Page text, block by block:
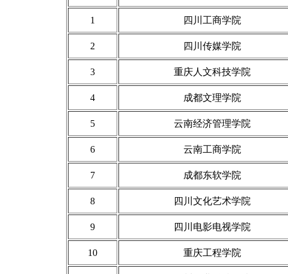
1 四川工商学院
2 四川传媒学院
3 重庆人文科技学院
4 成都文理学院
5 云南经济管理学院
6 云南工商学院
7 成都东软学院
8 四川文化艺术学院
9 四川电影电视学院
10 重庆工程学院